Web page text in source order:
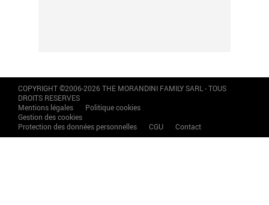
COPYRIGHT ©2006-2026 THE MORANDINI FAMILY SARL - TOUS
DROITS RESERVES
Mentions légales
Politique cookies
Gestion des cookies
Protection des données personnelles
CGU Contact